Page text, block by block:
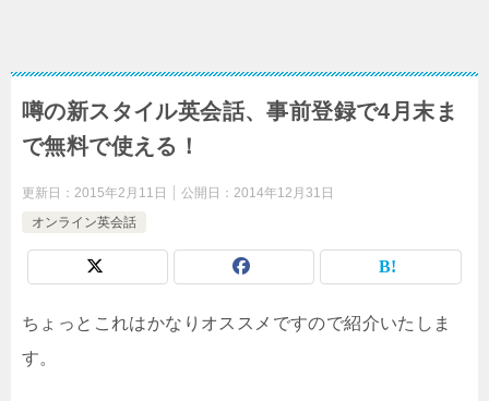
噂の新スタイル英会話、事前登録で4月末ま
で無料で使える！
更新日： 2015年2月11日 公開日： 2014年12月31日
オンライン英会話
ちょっとこれはかなりオススメですので紹介いたしま
す。